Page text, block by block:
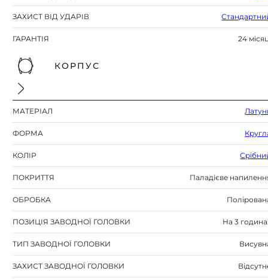
ЗАХИСТ ВІД УДАРІВ
ГАРАНТІЯ 24
КОРПУС
МАТЕРІАЛ
ФОРМА
КОЛІР
ПОКРИТТЯ Паладієве
ОБРОБКА
ПОЗИЦІЯ ЗАВОДНОЇ ГОЛОВКИ На 3
ТИП ЗАВОДНОЇ ГОЛОВКИ
ЗАХИСТ ЗАВОДНОЇ ГОЛОВКИ